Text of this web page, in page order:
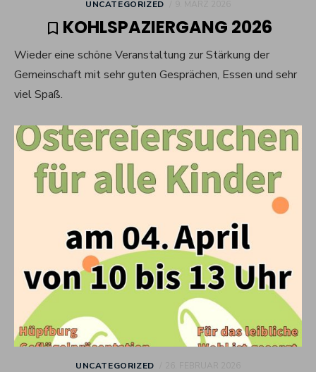
UNCATEGORIZED
KOHLSPAZIERGANG 2026
Wieder eine schöne Veranstaltung zur Stärkung der
Gemeinschaft mit sehr guten Gesprächen, Essen und sehr
viel Spaß.
UNCATEGORIZED